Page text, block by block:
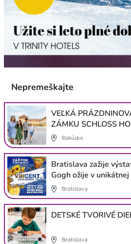
Nepremeškajte
VEĽKÁ
ZÁMKU SCHLOSS
Rakúsko
Bratislava zažije
Gogh ožije v
Bratislava
DETSKÉ TVORIVÉ
Bratislava